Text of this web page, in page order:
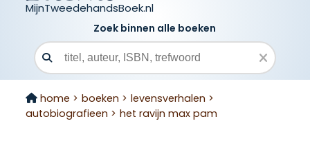
MijnTweedehandsBoek.nl
Zoek binnen alle boeken
Zoekveld
home > boeken > levensverhalen >
autobiografieen > het ravijn max pam